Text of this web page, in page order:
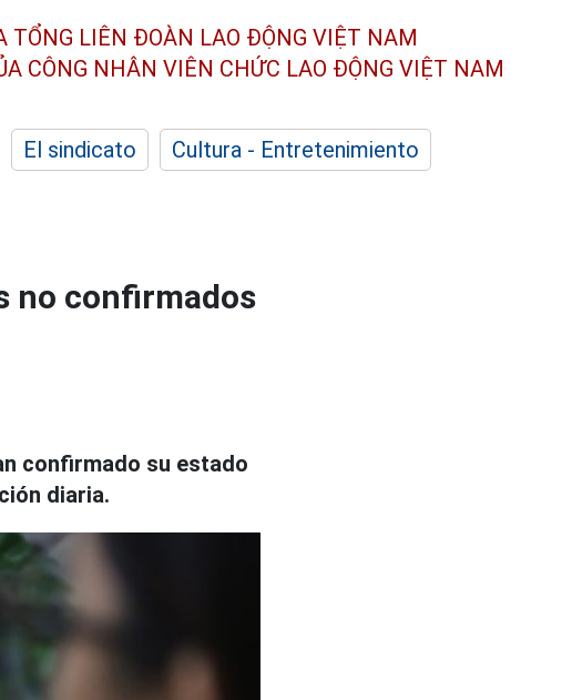
TỔNG LIÊN ĐOÀN LAO ĐỘNG VIỆT NAM
CÔNG NHÂN VIÊN CHỨC LAO ĐỘNG VIỆT NAM
El sindicato
Cultura - Entretenimiento
no confirmados
confirmado su estado
diaria.